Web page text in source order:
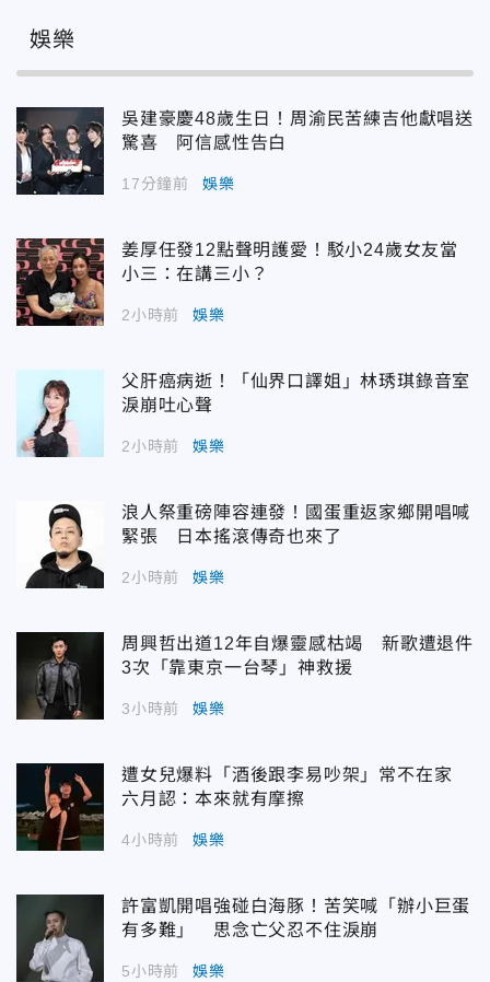
娛樂
吳建豪慶48歲生日！周渝民苦練吉他獻唱送
驚喜 阿信感性告白
17分鐘前 娛樂
姜厚任發12點聲明護愛！駁小24歲女友當
小三：在講三小？
2小時前 娛樂
父肝癌病逝！「仙界口譯姐」林琇琪錄音室
淚崩吐心聲
2小時前 娛樂
浪人祭重磅陣容連發！國蛋重返家鄉開唱喊
緊張 日本搖滾傳奇也來了
2小時前 娛樂
周興哲出道12年自爆靈感枯竭 新歌遭退件
3次「靠東京一台琴」神救援
3小時前 娛樂
遭女兒爆料「酒後跟李易吵架」常不在家
六月認：本來就有摩擦
4小時前 娛樂
許富凱開唱強碰白海豚！苦笑喊「辦小巨蛋
有多難」 思念亡父忍不住淚崩
5小時前 娛樂